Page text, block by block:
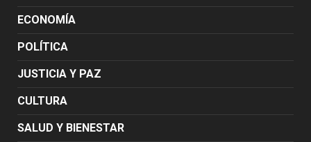
ECONOMÍA
POLÍTICA
JUSTICIA Y PAZ
CULTURA
SALUD Y BIENESTAR